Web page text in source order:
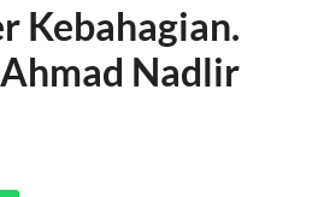
Kebahagian.
Nadlir